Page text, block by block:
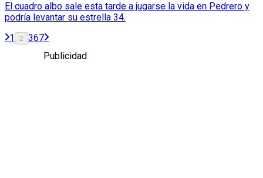
El cuadro albo sale esta tarde a jugarse la vida en Pedrero y
podría levantar su estrella 34.
1
2 367
Publicidad